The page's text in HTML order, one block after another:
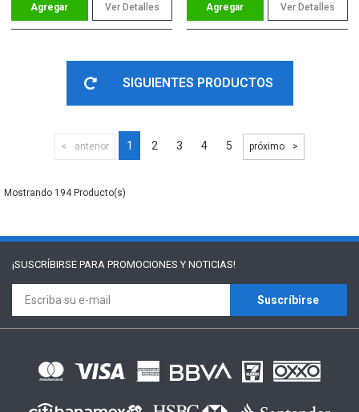
Ver Detalles Ver Detalles
SIGUIENTES PRODUCTOS
anterior 1 2 3 4 5 próximo
194
¡SUSCRÍBIRSE PARA PROMOCIONES Y NOTICIAS!
Suscríbirse